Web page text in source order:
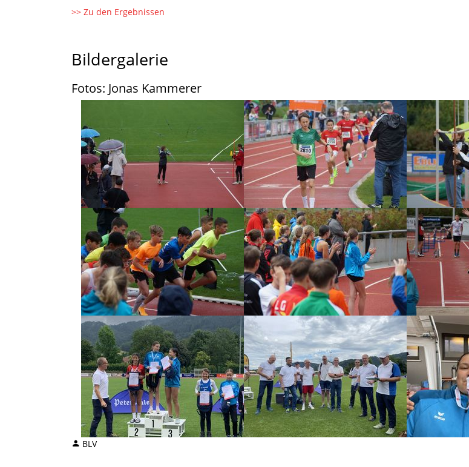
>> Zu den Ergebnissen
Bildergalerie
Fotos: Jonas Kammerer
BLV